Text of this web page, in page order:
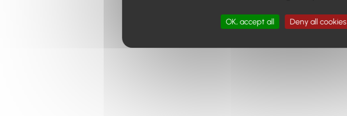
OK, accept all Deny all cookies